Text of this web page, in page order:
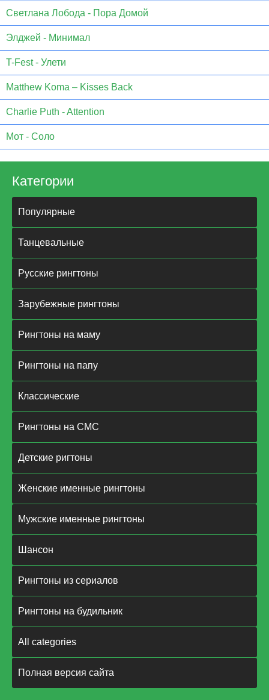
Светлана Лобода - Пора Домой
Элджей - Минимал
T-Fest - Улети
Matthew Koma – Kisses Back
Charlie Puth - Attention
Мот - Соло
Категории
Популярные
Танцевальные
Русские рингтоны
Зарубежные рингтоны
Рингтоны на маму
Рингтоны на папу
Классические
Рингтоны на СМС
Детские ригтоны
Женские именные рингтоны
Мужские именные рингтоны
Шансон
Рингтоны из сериалов
Рингтоны на будильник
All categories
Полная версия сайта